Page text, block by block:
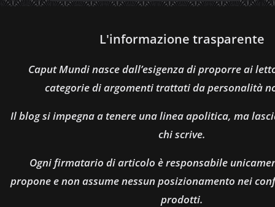
L'informazione trasparente
Caput Mundi nasce dall’esigenza di proporre ai
categorie di argomenti trattati da personalità
Il blog si impegna a tenere una linea apolitica, ma
chi scrive.
Ogni firmatario di articolo è responsabile
propone e non assume nessun posizionamento nei
prodotti.